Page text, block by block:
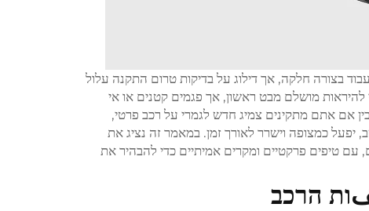
בצורה חלקה, אך דילוג על בדיקות טרום התקנה עלול
להיראות מושלם מבט ראשון, אך פגמים קטנים או אי
אם אתם מתקינים צמיג חדש לגמרי על רכב פרטי,
כמצופה וישרר לאורך זמן. במאמר זה נציג את
טיפים פרקטיים ומקרים אמיתיים כדי להבהיר את
הרכב